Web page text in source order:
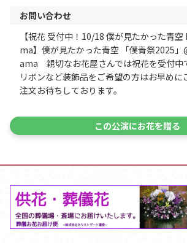
お問い合わせ
【祝花 受付中！10/18 僕が見たかった青
ma】僕が見たかった青空 「僕青祭2025
ama 親切なお花屋さんでは祝花を受付中
リボンなど装飾品をご希望の方はお早めに
注文お待ちしております。
この公演にお花を贈る